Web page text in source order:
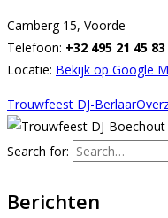
Camberg 15, Voorde
Telefoon: +32 495 21 45 83
Locatie: Bekijk op Google
Trouwfeest DJ-Berlaar
Search for:
Berichten